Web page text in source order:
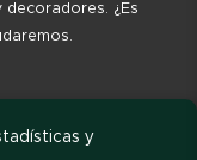
¿Es
y